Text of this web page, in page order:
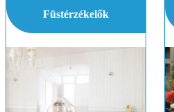
Füstérzékelők